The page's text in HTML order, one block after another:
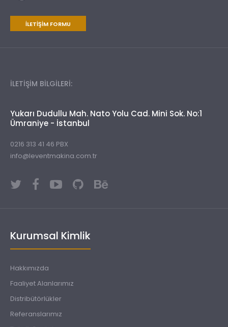
İLETIŞIM FORMU
İLETİŞİM BİLGİLERİ:
Yukarı Dudullu Mah. Nato Yolu Cad. Mini Sok. No:1
Ümraniye - İstanbul
0216 313 41 46 PBX
info@leventmakina.com.tr
Kurumsal Kimlik
Hakkımızda
Faaliyet Alanlarımız
Distribütörlükler
Referanslarımız